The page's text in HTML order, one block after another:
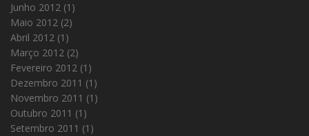
Junho 2012 (1)
Maio 2012 (2)
Abril 2012 (1)
Março 2012 (2)
Fevereiro 2012 (1)
Dezembro 2011 (1)
Novembro 2011 (1)
Outubro 2011 (1)
Setembro 2011 (1)